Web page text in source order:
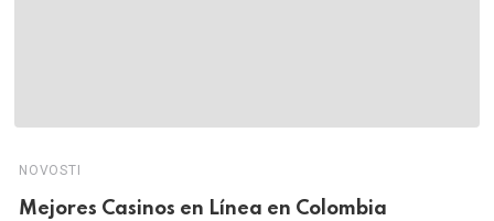
NOVOSTI
Mejores Casinos en Línea en Colombia